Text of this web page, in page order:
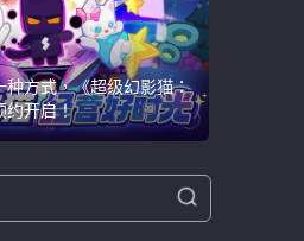
种方式，《超级幻影猫：
约开启！
S
e